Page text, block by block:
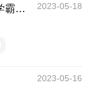
华南理工大学mem好考吗？227高分学霸上岸经验分享 2023-05-18
2023-05-16